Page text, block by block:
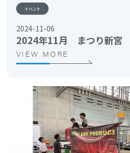
イベント
2024-11-06
2024年11月 まつり新宮
VIEW MORE